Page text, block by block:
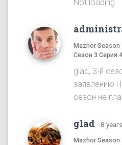
Not loading
Mazhor
Сезон 3 Серия
glad, 3-й
заявлению
сезон не
glad · 8
Mazhor